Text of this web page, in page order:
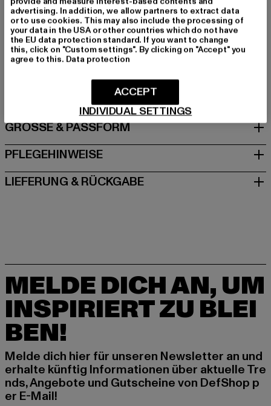
Polyester, 2% Elasthan
Art.Nr: PGDR6860-23211
Hersteller: The Mad Agency GmbH |
Hollefeldstraße 16 | 48282 Emsdetten | DE
GRÖSSE & PASSFORM
PFLEGEHINWEISE
LIEFERUNG & RÜCKGABE
MELDE DICH AN, UM
INSPIRIERT ZU BLEI
BEN!
Melde dich hier für unseren Newsletter an und
erhalte künftig Informationen über aktuelle Tre
nds, Angebote und Gutscheine von DefShop p
er E-Mail!
advertising. In addition, we allow partners to extract data
or to use cookies. This may also include the processing of
your data in the USA or other countries which do not have
the EU data protection standard. If you want to change
this, click on "Custom settings". By clicking on "Accept" you
agree to this. Data protection
INDIVIDUAL SETTINGS
ACCEPT